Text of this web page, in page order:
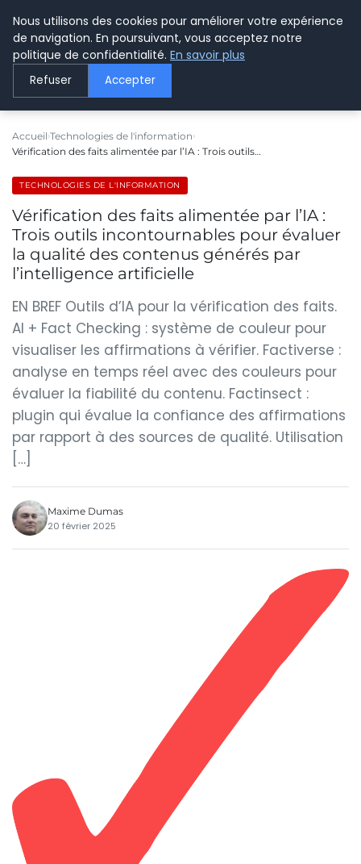
LE WEBMARKETING
Accueil Technologies de l'information
Vérification des faits alimentée par l’IA : Trois outils…
TECHNOLOGIES DE L'INFORMATION
Vérification des faits alimentée par l’IA :
Trois outils incontournables pour évaluer
la qualité des contenus générés par
l’intelligence artificielle
EN BREF Outils d’IA pour la vérification des faits.
AI + Fact Checking : système de couleur pour
visualiser les affirmations à vérifier. Factiverse :
analyse en temps réel avec des couleurs pour
évaluer la fiabilité du contenu. Factinsect :
plugin qui évalue la confiance des affirmations
par rapport à des sources de qualité. Utilisation
[…]
Maxime Dumas
20 février 2025
Nous utilisons des cookies pour améliorer votre expérience
de navigation. En poursuivant, vous acceptez notre
politique de confidentialité. En savoir plus
Refuser Accepter